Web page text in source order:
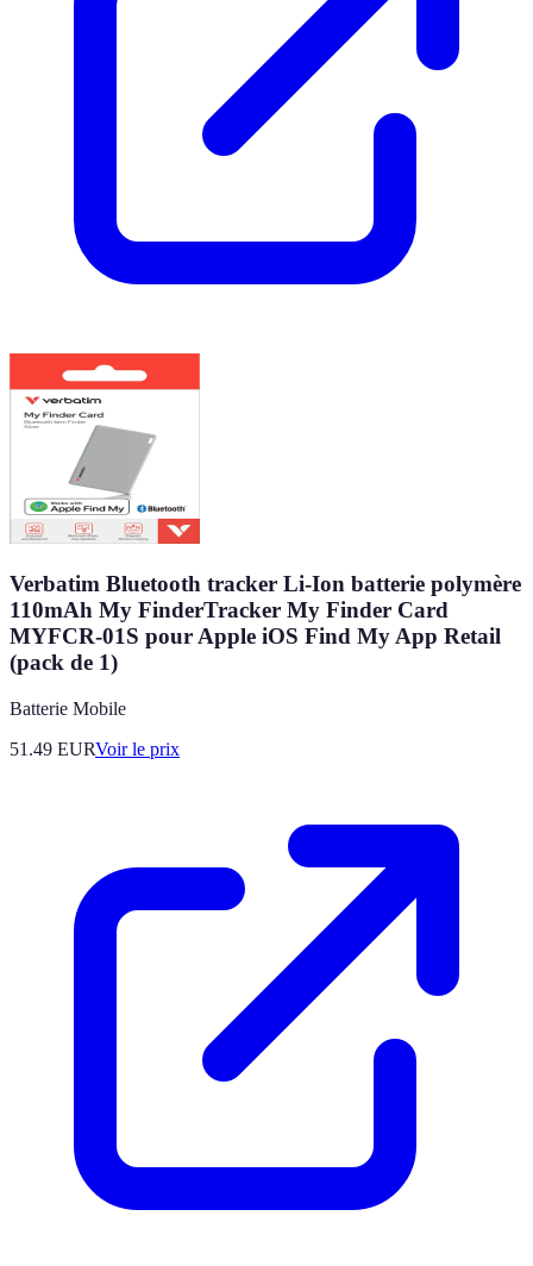
Verbatim Bluetooth tracker Li-Ion batterie polymère
110mAh My FinderTracker My Finder Card
MYFCR-01S pour Apple iOS Find My App Retail
(pack de 1)
Batterie Mobile
51.49 EURVoir le prix